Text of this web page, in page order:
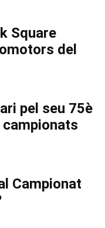
Square
del
pel seu 75è
Campionat